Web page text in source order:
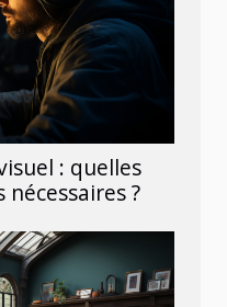
: quelles
?